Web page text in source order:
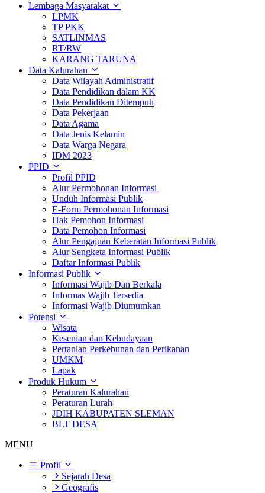
Lembaga Masyarakat
LPMK
TP PKK
SATLINMAS
RT/RW
KARANG TARUNA
Data Kalurahan
Data Wilayah Administratif
Data Pendidikan dalam KK
Data Pendidikan Ditempuh
Data Pekerjaan
Data Agama
Data Jenis Kelamin
Data Warga Negara
IDM 2023
PPID
Profil PPID
Alur Permohonan Informasi
Unduh Informasi Publik
E-Form Permohonan Informasi
Hak Pemohon Informasi
Data Pemohon Informasi
Alur Pengajuan Keberatan Informasi Publik
Alur Sengketa Informasi Publik
Daftar Informasi Publik
Informasi Publik
Informasi Wajib Dan Berkala
Informas Wajib Tersedia
Informasi Wajib Diumumkan
Potensi
Wisata
Kesenian dan Kebudayaan
Pertanian Perkebunan dan Perikanan
UMKM
Lapak
Produk Hukum
Peraturan Kalurahan
Peraturan Lurah
JDIH KABUPATEN SLEMAN
BLT DESA
MENU
Profil
Sejarah Desa
Geografis